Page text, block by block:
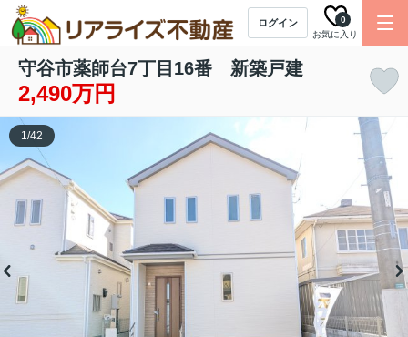
ログイン
お気に入り
0
守谷市薬師台7丁目16番 新築戸建
2,490万円
1/42